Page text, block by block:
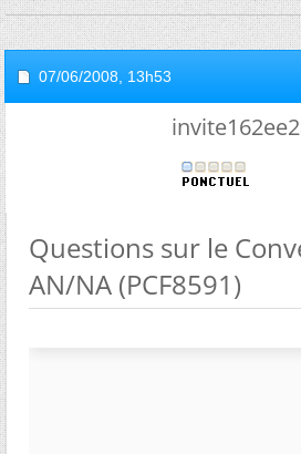
07/06/2008, 13h53
Questions sur le
AN/NA (PCF8591)